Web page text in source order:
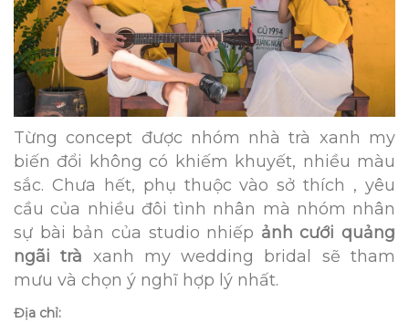
Từng concept được nhóm nhà trà xanh my
biến đổi không có khiếm khuyết, nhiều màu
sắc. Chưa hết, phụ thuộc vào sở thích , yêu
cầu của nhiều đôi tình nhân mà nhóm nhân
sự bài bản của studio nhiếp ảnh cưới quảng
ngãi trà xanh my wedding bridal sẽ tham
mưu và chọn ý nghĩ hợp lý nhất.
Địa chỉ: